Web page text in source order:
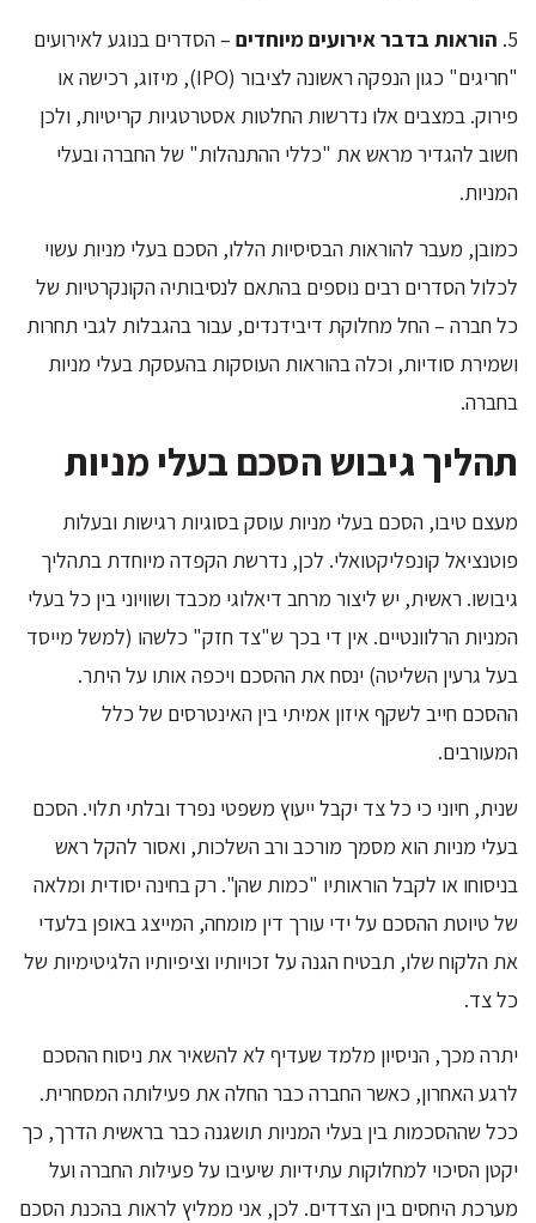
5. הוראות בדבר אירועים מיוחדים – הסדרים בנוגע לאירועים
"חריגים" כגון הנפקה ראשונה לציבור (IPO), מיזוג, רכישה או
פירוק. במצבים אלו נדרשות החלטות אסטרטגיות קריטיות, ולכן
חשוב להגדיר מראש את "כללי ההתנהלות" של החברה ובעלי
המניות.
כמובן, מעבר להוראות הבסיסיות הללו, הסכם בעלי מניות עשוי
לכלול הסדרים רבים נוספים בהתאם לנסיבותיה הקונקרטיות של
כל חברה – החל מחלוקת דיבידנדים, עבור בהגבלות לגבי תחרות
ושמירת סודיות, וכלה בהוראות העוסקות בהעסקת בעלי מניות
בחברה.
תהליך גיבוש הסכם בעלי מניות
מעצם טיבו, הסכם בעלי מניות עוסק בסוגיות רגישות ובעלות
פוטנציאל קונפליקטואלי. לכן, נדרשת הקפדה מיוחדת בתהליך
גיבושו. ראשית, יש ליצור מרחב דיאלוגי מכבד ושוויוני בין כל בעלי
המניות הרלוונטיים. אין די בכך ש"צד חזק" כלשהו (למשל מייסד
בעל גרעין השליטה) ינסח את ההסכם ויכפה אותו על היתר.
ההסכם חייב לשקף איזון אמיתי בין האינטרסים של כלל
המעורבים.
שנית, חיוני כי כל צד יקבל ייעוץ משפטי נפרד ובלתי תלוי. הסכם
בעלי מניות הוא מסמך מורכב ורב השלכות, ואסור להקל ראש
בניסוחו או לקבל הוראותיו "כמות שהן". רק בחינה יסודית ומלאה
של טיוטת ההסכם על ידי עורך דין מומחה, המייצג באופן בלעדי
את הלקוח שלו, תבטיח הגנה על זכויותיו וציפיותיו הלגיטימיות של
כל צד.
יתרה מכך, הניסיון מלמד שעדיף לא להשאיר את ניסוח ההסכם
לרגע האחרון, כאשר החברה כבר החלה את פעילותה המסחרית.
ככל שההסכמות בין בעלי המניות תושגנה כבר בראשית הדרך, כך
יקטן הסיכוי למחלוקות עתידיות שיעיבו על פעילות החברה ועל
מערכת היחסים בין הצדדים. לכן, אני ממליץ לראות בהכנת הסכם